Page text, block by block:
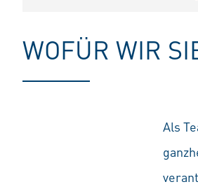
WOFÜR WIR
Als